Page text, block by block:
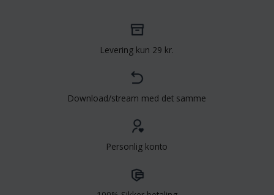
Levering kun 29 kr.
Download/stream med det samme
Personlig konto